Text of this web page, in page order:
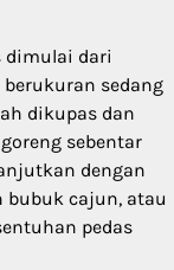
dimulai dari
sedang
dikupas dan
sebentar
dengan
bubuk cajun, atau
pedas